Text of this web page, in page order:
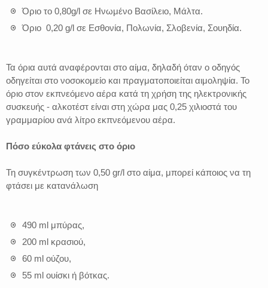
Όριο το 0,80g/l σε Ηνωμένο Βασίλειο, Μάλτα.
Όριο 0,20 g/l σε Εσθονία, Πολωνία, Σλοβενία, Σουηδία.
Τα όρια αυτά αναφέρονται στο αίμα, δηλαδή όταν ο οδηγός
οδηγείται στο νοσοκομείο και πραγματοποιείται αιμοληψία. Το
όριο στον εκπνεόμενο αέρα κατά τη χρήση της ηλεκτρονικής
συσκευής - αλκοτέστ είναι στη χώρα μας 0,25 χιλιοστά του
γραμμαρίου ανά λίτρο εκπνεόμενου αέρα.
Πόσο εύκολα φτάνεις στο όριο
Τη συγκέντρωση των 0,50 gr/l στο αίμα, μπορεί κάποιος να τη
φτάσει με κατανάλωση
490 ml μπύρας,
200 ml κρασιού,
60 ml ούζου,
55 ml ουίσκι ή βότκας.